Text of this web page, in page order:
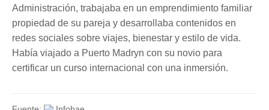
Administración, trabajaba en un emprendimiento familiar
propiedad de su pareja y desarrollaba contenidos en
redes sociales sobre viajes, bienestar y estilo de vida.
Había viajado a Puerto Madryn con su novio para
certificar un curso internacional con una inmersión.